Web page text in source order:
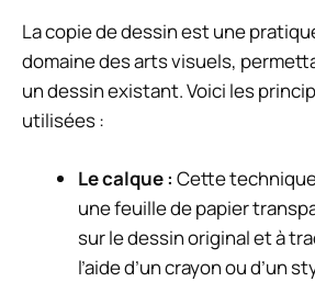
La copie de dessin est une
domaine des arts visuels,
un dessin existant. Voici les
utilisées :
Le calque : Cette
une feuille de papier
sur le dessin original et à
l’aide d’un crayon ou d’un